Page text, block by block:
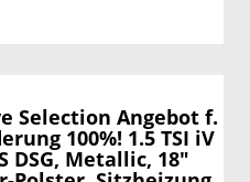
drucken
Selection Angebot f.
100%! 1.5 TSI iV
DSG, Metallic, 18"